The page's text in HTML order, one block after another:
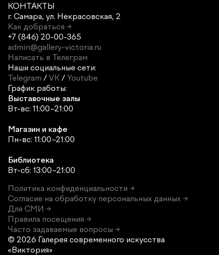
КОНТАКТЫ
г. Самара, ул. Некрасовская, 2
Как добраться →
+7 (846) 20-00-365
admin@gallery-victoria.ru
Написать в Телеграм
Наши социальные сети:
Telegram / VK / Youtube
График работы:
Выставочные залы
Вт-вс: 11:00–21:00
Магазин и кафе
Пн-вс: 11:00–21:00
Библиотека
Вт-сб: 13:00–21:00
Политика конфиденциальности →
Согласие на обработку персональных данных →
Для СМИ →
Правила посещения →
Часто задаваемые вопросы →
© 2026 Галерея современного искусства
«Виктория»